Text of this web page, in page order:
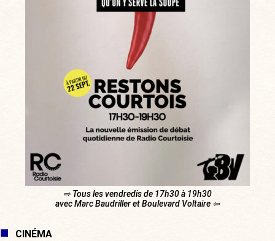
⇨ Tous les vendredis de 17h30 à 19h30
avec Marc Baudriller et Boulevard Voltaire ⇦
CINÉMA